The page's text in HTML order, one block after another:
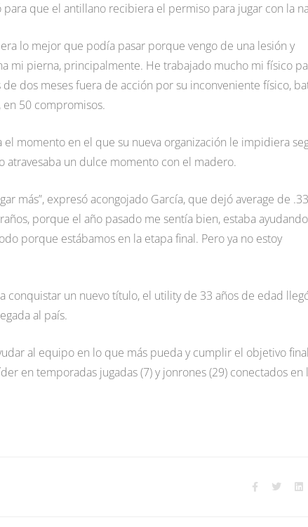
que el antillano recibiera el permiso para jugar con la
lo mejor que podía pasar porque vengo de una lesión y
mi pierna, principalmente. He trabajado mucho mi físico
dos meses fuera de acción por su inconveniente físico,
en 50 compromisos.
momento en el que su nueva organización le impidiera
atravesaba un dulce momento con el madero.
más”, expresó acongojado García, que dejó average de
porque el año pasado me sentía bien, estaba
porque estábamos en la etapa final. Pero ya no estoy
conquistar un nuevo título, el utility de 33 años de edad
al país.
al equipo en lo que más pueda y cumplir el objetivo
en temporadas jugadas (7) y jonrones (29) conectados en